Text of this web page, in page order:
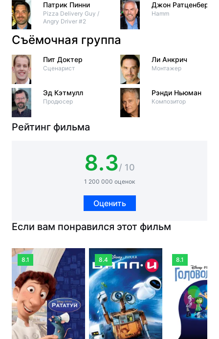
Патрик Пинни
Pizza Delivery Guy /
Angry Driver #2
Джон
Hamm
Съёмочная группа
Пит Доктер
Сценарист
Эд Кэтмулл
Продюсер
Ли Анкрич
Монтажер
Рэнди Ньюман
Композитор
Рейтинг фильма
8.3/ 10
1 200 000 оценок
Оценить
Если вам понравился этот фильм
8.1 8.4 8.1